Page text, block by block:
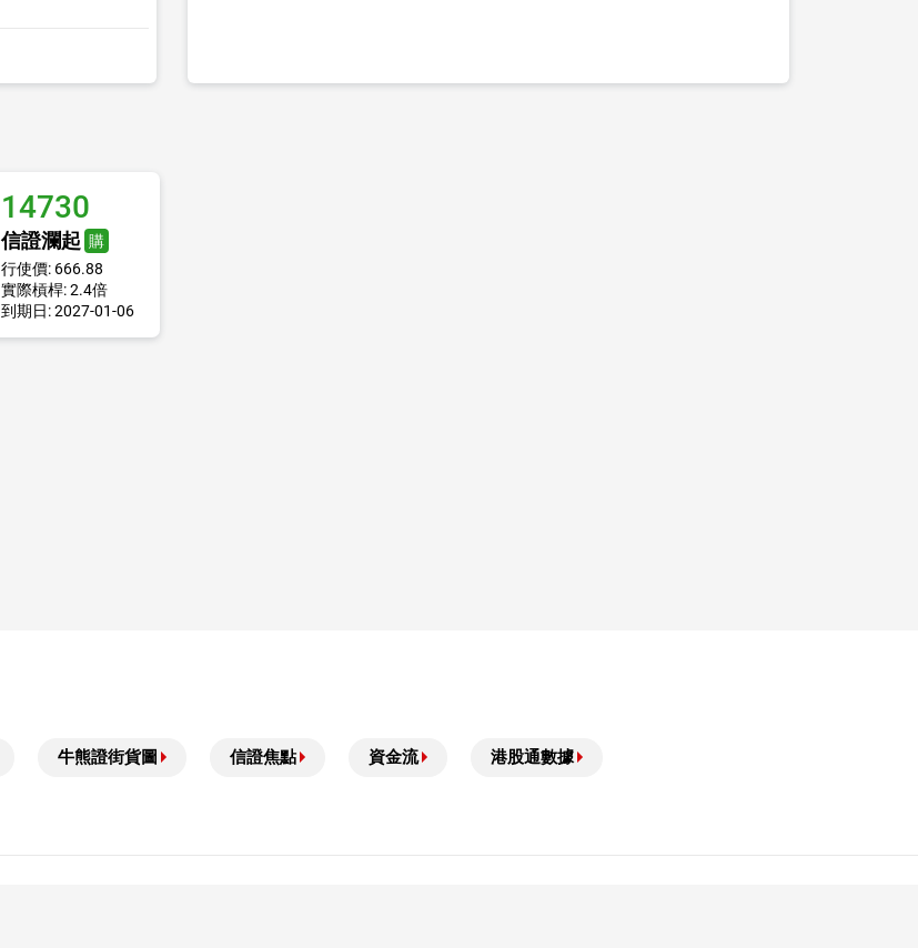
14730
信證瀾起 購
行使價: 666.88
實際槓桿: 2.4倍
到期日: 2027-01-06
牛熊證街貨圖 信證焦點 資金流 港股通數據